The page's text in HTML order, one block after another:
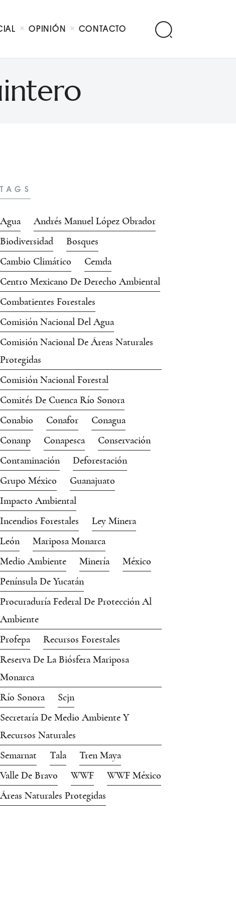
OPINIÓN CONTACTO
TAGS
Agua
Andrés Manuel López Obrador
Biodiversidad
Bosques
Cambio Climático
Cemda
Centro Mexicano De Derecho Ambiental
Combatientes Forestales
Comisión Nacional Del Agua
Comisión Nacional De Áreas Naturales
Protegidas
Comisión Nacional Forestal
Comités De Cuenca Río Sonora
Conabio
Conafor
Conagua
Conanp
Conapesca
Conservación
Contaminación
Deforestación
Grupo México
Guanajuato
Impacto Ambiental
Incendios Forestales
Ley Minera
León
Mariposa Monarca
Medio Ambiente
Minería
México
Península De Yucatán
Procuraduría Federal De Protección Al
Ambiente
Profepa
Recursos Forestales
Reserva De La Biósfera Mariposa
Monarca
Río Sonora
Scjn
Secretaría De Medio Ambiente Y
Recursos Naturales
Semarnat
Tala
Tren Maya
Valle De Bravo
WWF
WWF México
Áreas Naturales Protegidas